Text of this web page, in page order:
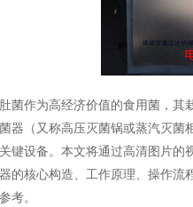
菌作为高经济价值的食用菌，其
器（又称高压灭菌锅或蒸汽灭菌
键设备。本文将通过高清图片的
的核心构造、工作原理、操作流
考。